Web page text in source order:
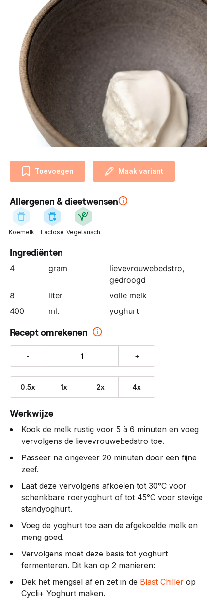
r
n
e
r
:
Toevoegen Maak variant
Allergenen & dieetwensen
Koemelk Lactose Vegetarisch
Ingrediënten
4 gram lievevrouwebedstro,
gedroogd
8
liter
volle melk
400
ml. yoghurt
Recept omrekenen
- +
0.5x 1x 2x 4x
Werkwijze
Kook de melk rustig voor 5 à 6 minuten en voeg
vervolgens de lievevrouwebedstro toe.
Passeer na ongeveer 20 minuten door een fijne
zeef.
Laat deze vervolgens afkoelen tot 30°C voor
schenkbare roeryoghurt of tot 45°C voor stevige
standyoghurt.
Voeg de yoghurt toe aan de afgekoelde melk en
meng goed.
Vervolgens moet deze basis tot yoghurt
fermenteren. Dit kan op 2 manieren:
Dek het mengsel af en zet in de Blast Chiller op
Cycli+ Yoghurt maken.